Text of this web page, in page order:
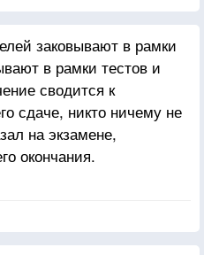
заковывают в рамки
в рамки тестов и
сводится к
сдаче, никто ничему не
на экзамене,
окончания.